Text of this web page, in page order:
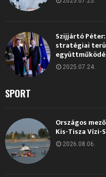
Szijjártó
stratégiai
2025.07.24.
SPORT
Országos
Kis-Tisza
2026.08.06.